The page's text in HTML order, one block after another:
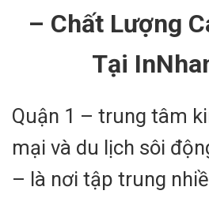
– Chất Lượng
Tại
Quận 1 – trung tâm
mại và du lịch sôi
– là nơi tập trung